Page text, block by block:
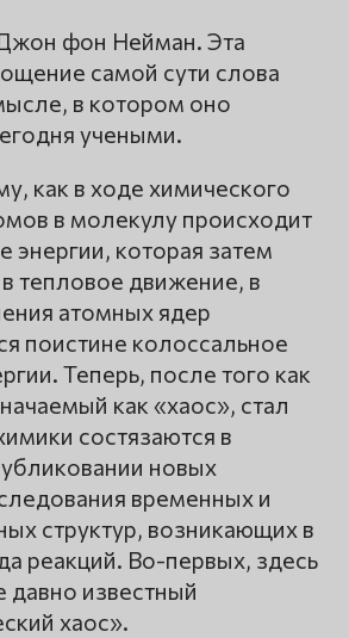
фон Нейман. Эта
самой сути слова
в котором оно
учеными.
как в ходе химического
в молекулу происходит
которая затем
тепловое движение, в
атомных ядер
поистине колоссальное
Теперь, после того как
как «хаос», стал
состязаются в
новых
временных и
структур, возникающих в
реакций. Во-первых, здесь
давно известный
хаос».